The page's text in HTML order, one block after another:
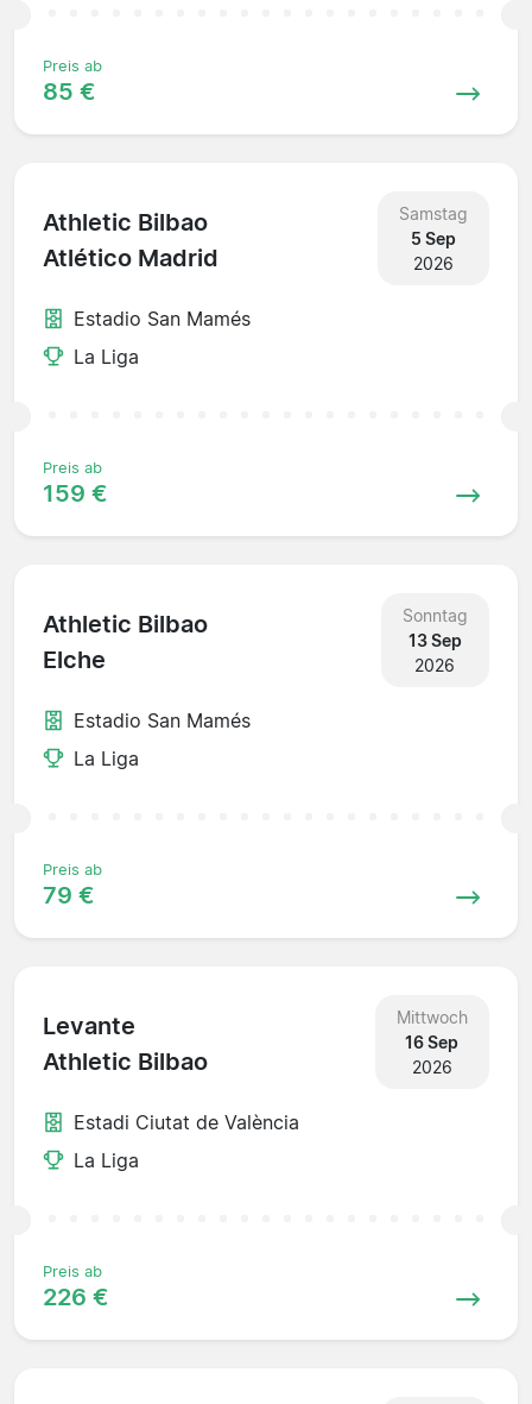
Preis ab
85 €
Athletic Bilbao
Atlético Madrid
Samstag
5 Sep
2026
Estadio San Mamés
La Liga
Preis ab
159 €
Athletic Bilbao
Elche
Sonntag
13 Sep
2026
Estadio San Mamés
La Liga
Preis ab
79 €
Levante
Athletic Bilbao
Mittwoch
16 Sep
2026
Estadi Ciutat de València
La Liga
Preis ab
226 €